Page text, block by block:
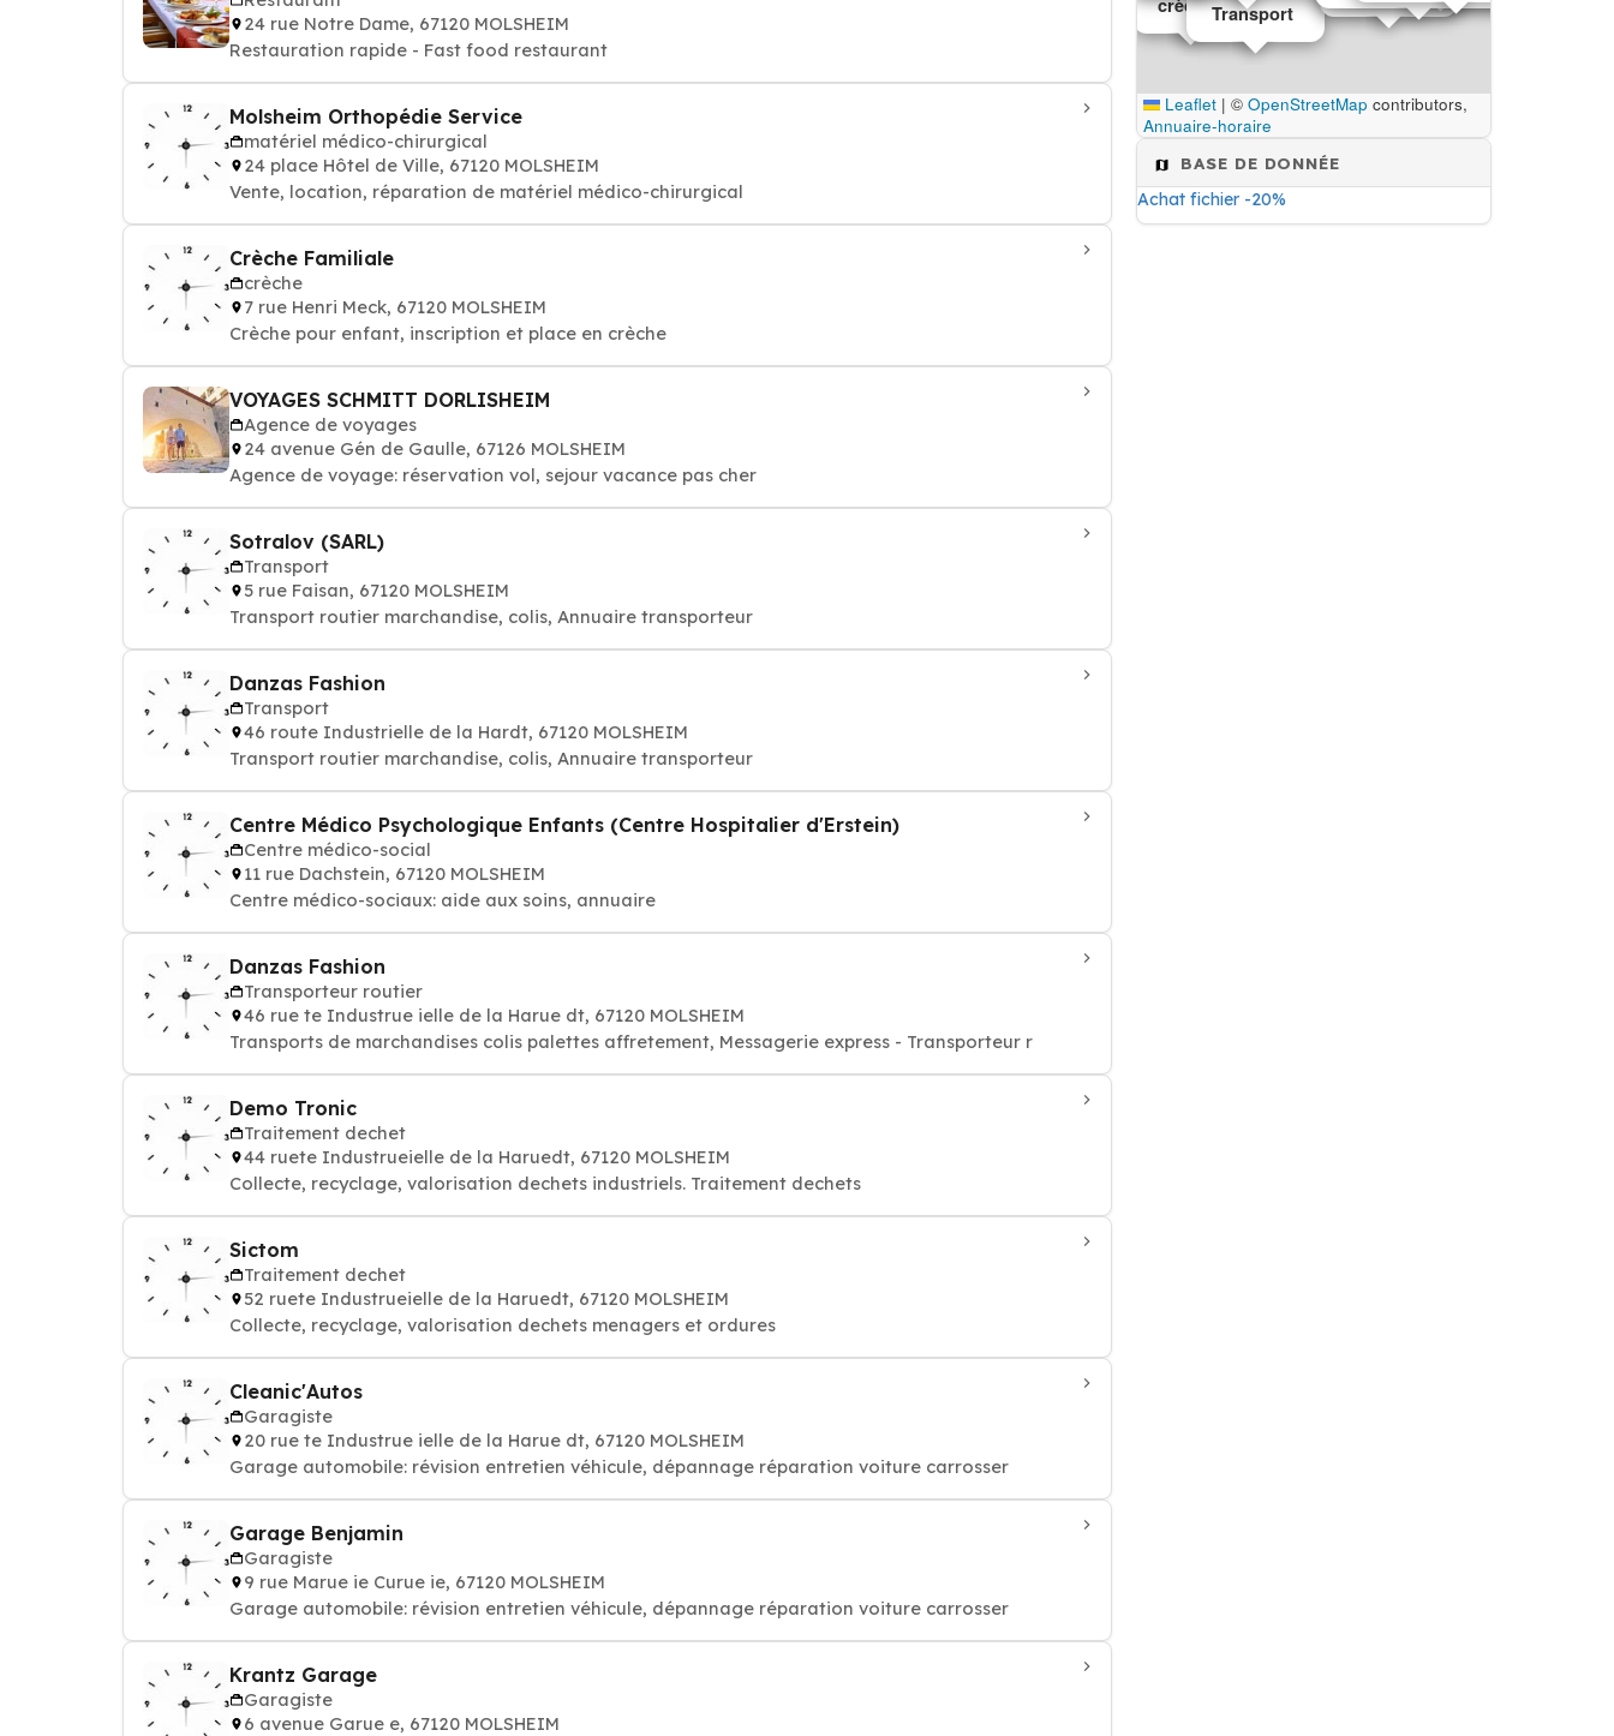
24 rue Notre Dame, 67120 MOLSHEIM
Restauration rapide - Fast food restaurant
Molsheim Orthopédie Service
matériel médico-chirurgical
24 place Hôtel de Ville, 67120 MOLSHEIM
Vente, location, réparation de matériel médico-chirurgical
Crèche Familiale
crèche
7 rue Henri Meck, 67120 MOLSHEIM
Crèche pour enfant, inscription et place en crèche
VOYAGES SCHMITT DORLISHEIM
Agence de voyages
24 avenue Gén de Gaulle, 67126 MOLSHEIM
Agence de voyage: réservation vol, sejour vacance pas cher
Sotralov (SARL)
Transport
5 rue Faisan, 67120 MOLSHEIM
Transport routier marchandise, colis, Annuaire transporteur
Danzas Fashion
Transport
46 route Industrielle de la Hardt, 67120 MOLSHEIM
Transport routier marchandise, colis, Annuaire transporteur
Centre Médico Psychologique Enfants (Centre Hospitalier d'Erstein)
Centre médico-social
11 rue Dachstein, 67120 MOLSHEIM
Centre médico-sociaux: aide aux soins, annuaire
Danzas Fashion
Transporteur routier
46 rue te Industrue ielle de la Harue dt, 67120 MOLSHEIM
Transports de marchandises colis palettes affretement, Messagerie express - Transporteur r
Demo Tronic
Traitement dechet
44 ruete Industrueielle de la Haruedt, 67120 MOLSHEIM
Collecte, recyclage, valorisation dechets industriels. Traitement dechets
Sictom
Traitement dechet
52 ruete Industrueielle de la Haruedt, 67120 MOLSHEIM
Collecte, recyclage, valorisation dechets menagers et ordures
Cleanic'Autos
Garagiste
20 rue te Industrue ielle de la Harue dt, 67120 MOLSHEIM
Garage automobile: révision entretien véhicule, dépannage réparation voiture carrosser
Garage Benjamin
Garagiste
9 rue Marue ie Curue ie, 67120 MOLSHEIM
Garage automobile: révision entretien véhicule, dépannage réparation voiture carrosser
Krantz Garage
Garagiste
6 avenue Garue e, 67120 MOLSHEIM
crècheTransport
Leaflet | © OpenStreetMap contributors,
Annuaire-horaire
BASE DE DONNÉE
Achat fichier -20%